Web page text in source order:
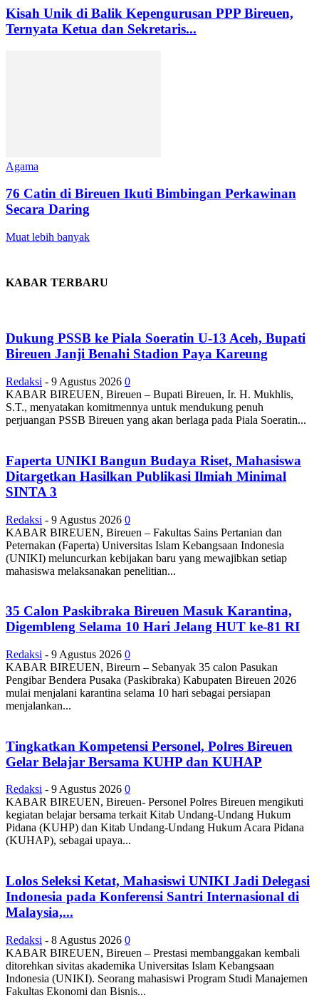
Kisah Unik di Balik Kepengurusan PPP Bireuen,
Ternyata Ketua dan Sekretaris...
Agama
76 Catin di Bireuen Ikuti Bimbingan Perkawinan
Secara Daring
Muat lebih banyak
KABAR TERBARU
Dukung PSSB ke Piala Soeratin U-13 Aceh, Bupati
Bireuen Janji Benahi Stadion Paya Kareung
Redaksi - 9 Agustus 2026 0
KABAR BIREUEN, Bireuen – Bupati Bireuen, Ir. H. Mukhlis,
S.T., menyatakan komitmennya untuk mendukung penuh
perjuangan PSSB Bireuen yang akan berlaga pada Piala Soeratin...
Faperta UNIKI Bangun Budaya Riset, Mahasiswa
Ditargetkan Hasilkan Publikasi Ilmiah Minimal
SINTA 3
Redaksi - 9 Agustus 2026 0
KABAR BIREUEN, Bireuen – Fakultas Sains Pertanian dan
Peternakan (Faperta) Universitas Islam Kebangsaan Indonesia
(UNIKI) meluncurkan kebijakan baru yang mewajibkan setiap
mahasiswa melaksanakan penelitian...
35 Calon Paskibraka Bireuen Masuk Karantina,
Digembleng Selama 10 Hari Jelang HUT ke-81 RI
Redaksi - 9 Agustus 2026 0
KABAR BIREUEN, Bireurn – Sebanyak 35 calon Pasukan
Pengibar Bendera Pusaka (Paskibraka) Kabupaten Bireuen 2026
mulai menjalani karantina selama 10 hari sebagai persiapan
menjalankan...
Tingkatkan Kompetensi Personel, Polres Bireuen
Gelar Belajar Bersama KUHP dan KUHAP
Redaksi - 9 Agustus 2026 0
KABAR BIREUEN, Bireuen- Personel Polres Bireuen mengikuti
kegiatan belajar bersama terkait Kitab Undang-Undang Hukum
Pidana (KUHP) dan Kitab Undang-Undang Hukum Acara Pidana
(KUHAP), sebagai upaya...
Lolos Seleksi Ketat, Mahasiswi UNIKI Jadi Delegasi
Indonesia pada Konferensi Santri Internasional di
Malaysia,...
Redaksi - 8 Agustus 2026 0
KABAR BIREUEN, Bireuen – Prestasi membanggakan kembali
ditorehkan sivitas akademika Universitas Islam Kebangsaan
Indonesia (UNIKI). Seorang mahasiswi Program Studi Manajemen
Fakultas Ekonomi dan Bisnis...